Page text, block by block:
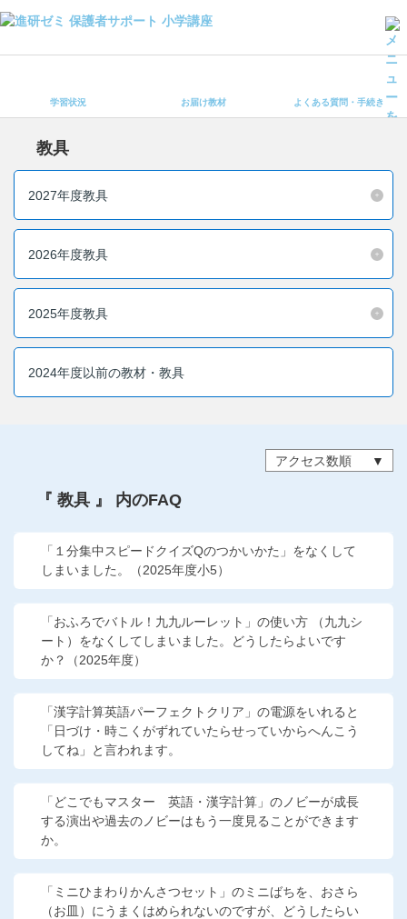
よくある質問・手続き
会員ページへログイン
よくある質問・お問い合わせ
お問い合わせ窓口
進研ゼミ 中学講座
進研ゼミ 中学講座 中高一貫
進研ゼミ 高校講座
進研ゼミ小学講座のご紹介はこちら
会員サイト(お子様用)はこちら
学習状況 お届け教材 よくある質問・手続き
教具
2027年度教具
2026年度教具
2025年度教具
2024年度以前の教材・教具
アクセス数順
『 教具 』 内のFAQ
「１分集中スピードクイズQのつかいかた」をなくして
しまいました。（2025年度小5）
「おふろでバトル！九九ルーレット」の使い方 （九九シ
ート）をなくしてしまいました。どうしたらよいです
か？（2025年度）
「漢字計算英語パーフェクトクリア」の電源をいれると
「日づけ・時こくがずれていたらせっていからへんこう
してね」と言われます。
「どこでもマスター 英語・漢字計算」のノビーが成長
する演出や過去のノビーはもう一度見ることができます
か。
「ミニひまわりかんさつセット」のミニばちを、おさら
（お皿）にうまくはめられないのですが、どうしたらい